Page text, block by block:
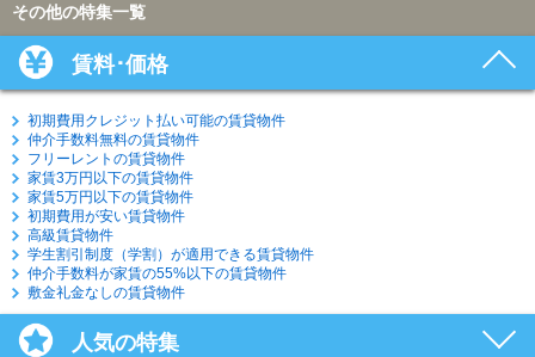
その他の特集一覧
賃料･価格
初期費用クレジット払い可能の賃貸物件
仲介手数料無料の賃貸物件
フリーレントの賃貸物件
家賃3万円以下の賃貸物件
家賃5万円以下の賃貸物件
初期費用が安い賃貸物件
高級賃貸物件
学生割引制度（学割）が適用できる賃貸物件
仲介手数料が家賃の55%以下の賃貸物件
敷金礼金なしの賃貸物件
人気の特集